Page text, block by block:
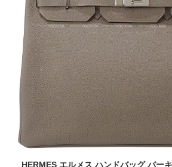
HERMES エルメス ハンドバッグ バー